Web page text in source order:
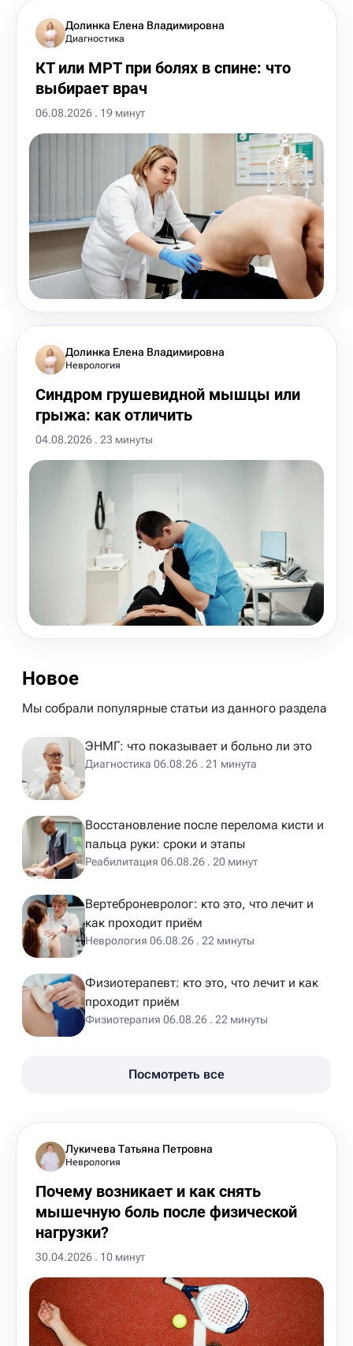
Долинка Елена Владимировна
Диагностика
КТ или МРТ при болях в спине: что
выбирает врач
06.08.2026 . 19 минут
Долинка Елена Владимировна
Неврология
Синдром грушевидной мышцы или
грыжа: как отличить
04.08.2026 . 23 минуты
Новое
Мы собрали популярные статьи из данного раздела
ЭНМГ: что показывает и больно ли это
Диагностика 06.08.26 . 21 минута
Восстановление после перелома кисти и
пальца руки: сроки и этапы
Реабилитация 06.08.26 . 20 минут
Вертеброневролог: кто это, что лечит и
как проходит приём
Неврология 06.08.26 . 22 минуты
Физиотерапевт: кто это, что лечит и как
проходит приём
Физиотерапия 06.08.26 . 22 минуты
Посмотреть все
Лукичева Татьяна Петровна
Неврология
Почему возникает и как снять
мышечную боль после физической
нагрузки?
30.04.2026 . 10 минут